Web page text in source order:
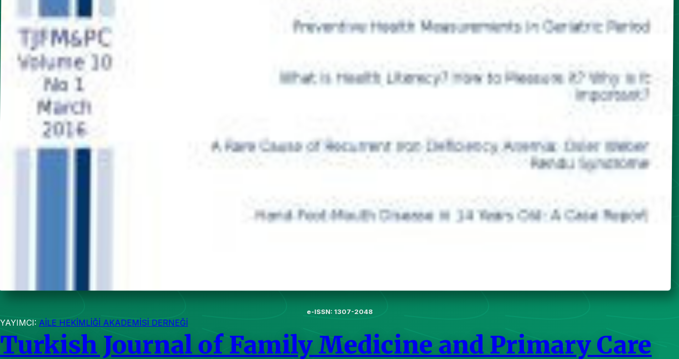
e-ISSN: 1307-2048
YAYIMCI: AİLE HEKİMLİĞİ AKADEMİSİ DERNEĞİ
Turkish Journal of Family Medicine and Primary Care